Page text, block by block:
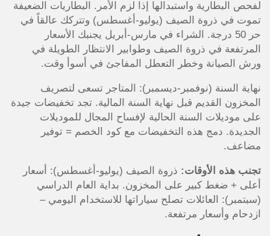
لفحص البطارية واستبدالها إذا لزم الأمر. البطاريات الضعيفة
تموت في ذروة الصيف (يوليو-أغسطس) وتتركك عالقاً في
حر 50 درجة. الشراء في مارس-أبريل يجنبك الأسعار
المرتفعة في ذروة الصيف وطوابير الانتظار الطويلة في
ورش الصيانة وخطر التعطل المفاجئ في أسوأ وقت.
نهاية السنة (نوفمبر-ديسمبر): المتاجر تسعى لتصريف
المخزون القديم قبل نهاية السنة المالية. تجد تخفيضات جيدة
على موديلات السنة الحالية لإفساح المجال للموديلات
الجديدة. دمج هذه التخفيضات مع كود الخصم = توفير
مضاعف.
تجنب هذه الأوقات: ذروة الصيف (يوليو-أغسطس): أسعار
أعلى + ضغط كبير على المخزون. بداية العام الدراسي
(سبتمبر): العائلات تصلح سياراتها للاستخدام اليومي –
ازدحام وأسعار مرتفعة.